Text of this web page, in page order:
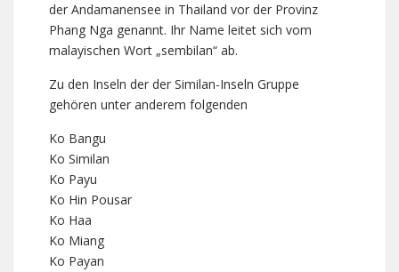
der Andamanensee in Thailand vor der Provinz
Phang Nga genannt. Ihr Name leitet sich vom
malayischen Wort „sembilan“ ab.
Zu den Inseln der der Similan-Inseln Gruppe
gehören unter anderem folgenden
Ko Bangu
Ko Similan
Ko Payu
Ko Hin Pousar
Ko Haa
Ko Miang
Ko Payan